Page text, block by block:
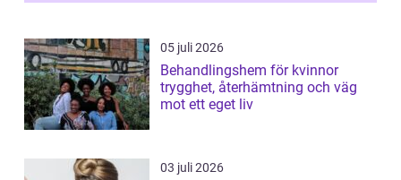
05 juli 2026
Behandlingshem för kvinnor
trygghet, återhämtning och väg
mot ett eget liv
03 juli 2026